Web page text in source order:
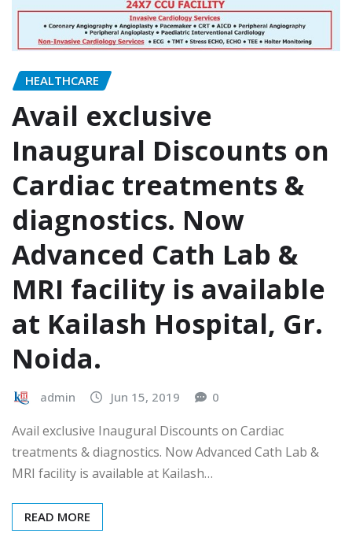
HEALTHCARE
Avail exclusive
Inaugural Discounts on
Cardiac treatments &
diagnostics. Now
Advanced Cath Lab &
MRI facility is available
at Kailash Hospital, Gr.
Noida.
admin Jun 15, 2019 0
Avail exclusive Inaugural Discounts on Cardiac
treatments & diagnostics. Now Advanced Cath Lab &
MRI facility is available at Kailash…
READ MORE